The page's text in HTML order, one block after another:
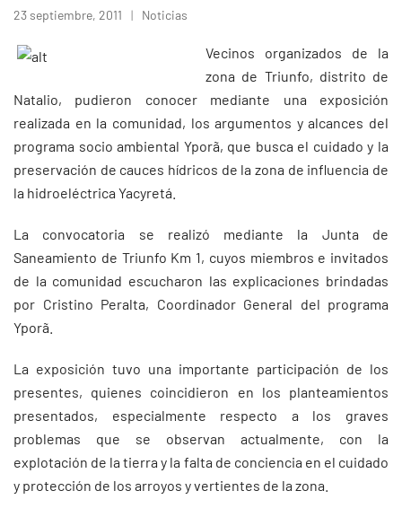
23 septiembre, 2011 Noticias
Vecinos organizados de la
zona de Triunfo, distrito de
Natalio, pudieron conocer mediante una exposición
realizada en la comunidad, los argumentos y alcances del
programa socio ambiental Yporã, que busca el cuidado y la
preservación de cauces hídricos de la zona de influencia de
la hidroeléctrica Yacyretá.
La convocatoria se realizó mediante la Junta de
Saneamiento de Triunfo Km 1, cuyos miembros e invitados
de la comunidad escucharon las explicaciones brindadas
por Cristino Peralta, Coordinador General del programa
Yporã.
La exposición tuvo una importante participación de los
presentes, quienes coincidieron en los planteamientos
presentados, especialmente respecto a los graves
problemas que se observan actualmente, con la
explotación de la tierra y la falta de conciencia en el cuidado
y protección de los arroyos y vertientes de la zona.